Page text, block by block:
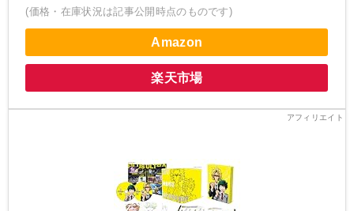
(価格・在庫状況は記事公開時点のものです)
Amazon
楽天市場